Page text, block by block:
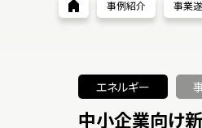
事例紹介 事業
エネルギー
中小企業向け